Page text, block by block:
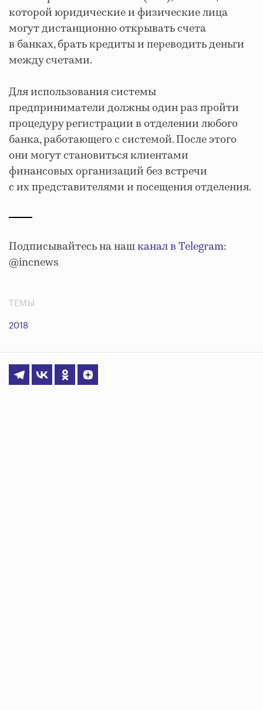
которой юридические и физические лица
могут дистанционно открывать счета
в банках, брать кредиты и переводить деньги
между счетами.
Для использования системы
предприниматели должны один раз пройти
процедуру регистрации в отделении любого
банка, работающего с системой. После этого
они могут становиться клиентами
финансовых организаций без встречи
с их представителями и посещения отделения.
Подписывайтесь на нашканал в Telegram:
@incnews
ТЕМЫ
2018